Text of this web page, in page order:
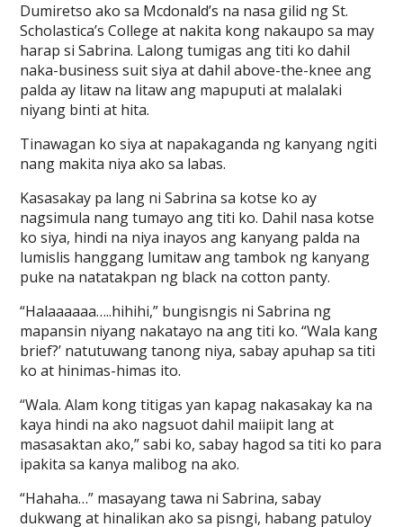
Dumiretso ako sa Mcdonald’s na nasa gilid ng St.
Scholastica’s College at nakita kong nakaupo sa may
harap si Sabrina. Lalong tumigas ang titi ko dahil
naka-business suit siya at dahil above-the-knee ang
palda ay litaw na litaw ang mapuputi at malalaki
niyang binti at hita.
Tinawagan ko siya at napakaganda ng kanyang ngiti
nang makita niya ako sa labas.
Kasasakay pa lang ni Sabrina sa kotse ko ay
nagsimula nang tumayo ang titi ko. Dahil nasa kotse
ko siya, hindi na niya inayos ang kanyang palda na
lumislis hanggang lumitaw ang tambok ng kanyang
puke na natatakpan ng black na cotton panty.
“Halaaaaaa…..hihihi,” bungisngis ni Sabrina ng
mapansin niyang nakatayo na ang titi ko. “Wala kang
brief?’ natutuwang tanong niya, sabay apuhap sa titi
ko at hinimas-himas ito.
“Wala. Alam kong titigas yan kapag nakasakay ka na
kaya hindi na ako nagsuot dahil maiipit lang at
masasaktan ako,” sabi ko, sabay hagod sa titi ko para
ipakita sa kanya malibog na ako.
“Hahaha…” masayang tawa ni Sabrina, sabay
dukwang at hinalikan ako sa pisngi, habang patuloy